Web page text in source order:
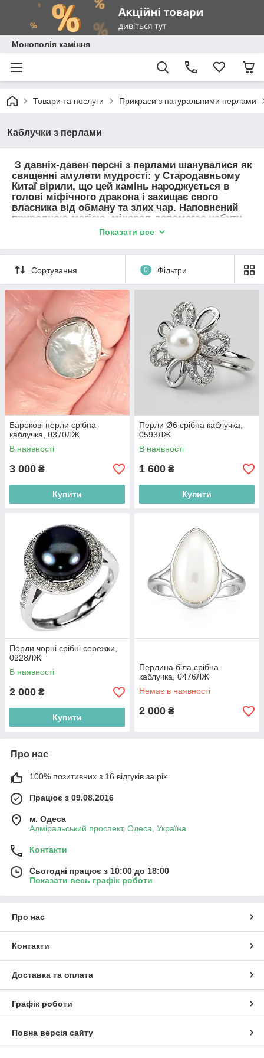
Монополія каміння
Товари та послуги Прикраси з натуральними перлами
Каблучки з перлами
З давніх-давен персні з перлами шанувалися як
священні амулети мудрості: у Стародавньому
Китаї вірили, що цей камінь народжується в
голові міфічного дракона і захищає свого
власника від обману та злих чар. Наповнений
природною магією, мінерал допомагає набути
впевненості та ясності думок. Така каблучка
Показати все
Сортування 0 Фільтри
Барокові перли срібна
каблучка, 0370ЛЖ
В наявності
3 000 ₴
Купити
Перли Ø6 срібна каблучка,
0593ЛЖ
В наявності
1 600 ₴
Купити
Перли чорні срібні сережки,
0228ЛЖ
В наявності
2 000 ₴
Купити
Перлина біла срібна
каблучка, 0476ЛЖ
Немає в наявності
2 000 ₴
Про нас
100% позитивних з 16 відгуків за рік
Працює з 09.08.2016
м. Одеса
Адміральський проспект, Одеса, Україна
Контакти
Сьогодні працює з 10:00 до 18:00
Показати весь графік роботи
Про нас
Контакти
Доставка та оплата
Графік роботи
Повна версія сайту